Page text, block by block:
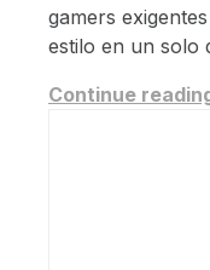
gamers
estilo en un solo
Continue